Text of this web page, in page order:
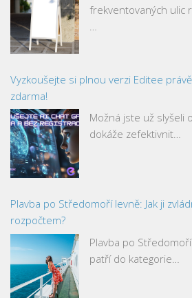
frekventovaných ulic
Vyzkoušejte si plnou verzi Editee
zdarma!
Možná jste už slyšeli
dokáže zefektivnit…
Plavba po Středomoří levně: Jak ji
rozpočtem?
Plavba po
patří do kategorie…